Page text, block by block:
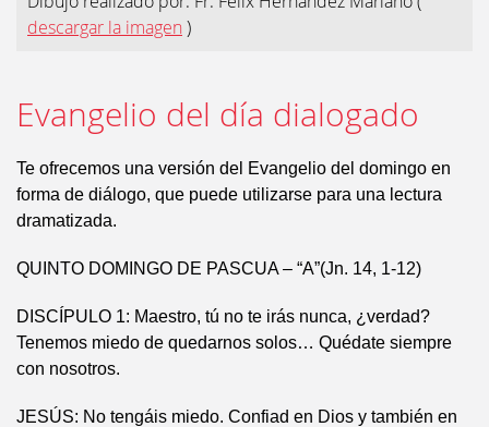
descargar la imagen )
Evangelio del día dialogado
Te ofrecemos una versión del Evangelio del domingo en
forma de diálogo, que puede utilizarse para una lectura
dramatizada.
QUINTO DOMINGO DE PASCUA – “A”(Jn. 14, 1-12)
DISCÍPULO 1: Maestro, tú no te irás nunca, ¿verdad?
Tenemos miedo de quedarnos solos… Quédate siempre
con nosotros.
JESÚS: No tengáis miedo. Confiad en Dios y también en